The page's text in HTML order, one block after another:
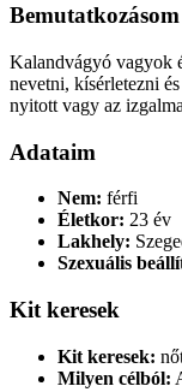
Bemutatkozásom
Kalandvágyó vagyok
nevetni, kísérletezni
nyitott vagy az
Adataim
Nem: férfi
Életkor: 23 év
Lakhely:
Szexuális
Kit keresek
Kit keresek:
Milyen célból: